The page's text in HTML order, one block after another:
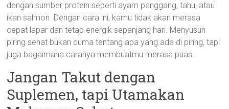
dengan sumber protein seperti ayam panggang, tahu, atau
ikan salmon. Dengan cara ini, kamu tidak akan merasa
cepat lapar dan tetap energik sepanjang hari. Menyusun
piring sehat bukan cuma tentang apa yang ada di piring, tapi
juga bagaimana caranya membuatmu merasa puas.
Jangan Takut dengan
Suplemen, tapi Utamakan